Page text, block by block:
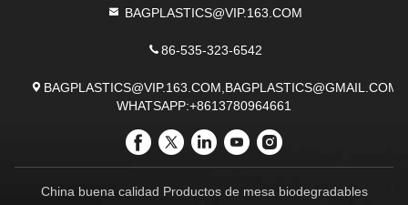
BAGPLASTICS@VIP.163.COM
86-535-323-6542
BAGPLASTICS@VIP.163.COM,BAGPLASTICS@GMAIL.COM
WHATSAPP:+8613780964661
China buena calidad Productos de mesa biodegradables